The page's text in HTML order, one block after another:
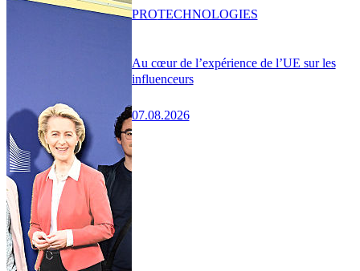
Au cœur de l’expérience de l’UE sur les
influenceurs
07.08.2026
PROTECHNOLOGIES